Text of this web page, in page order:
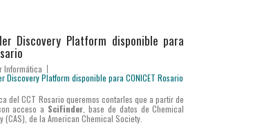
Discovery Platform disponible para
Informática
del CCT Rosario queremos contarles que a partir de
acceso a SciFinder , base de datos de Chemical
(CAS), de la American Chemical Society.